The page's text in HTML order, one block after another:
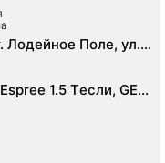
Лодейное Поле, ул.
1.5 Tесли, GE
Рентген